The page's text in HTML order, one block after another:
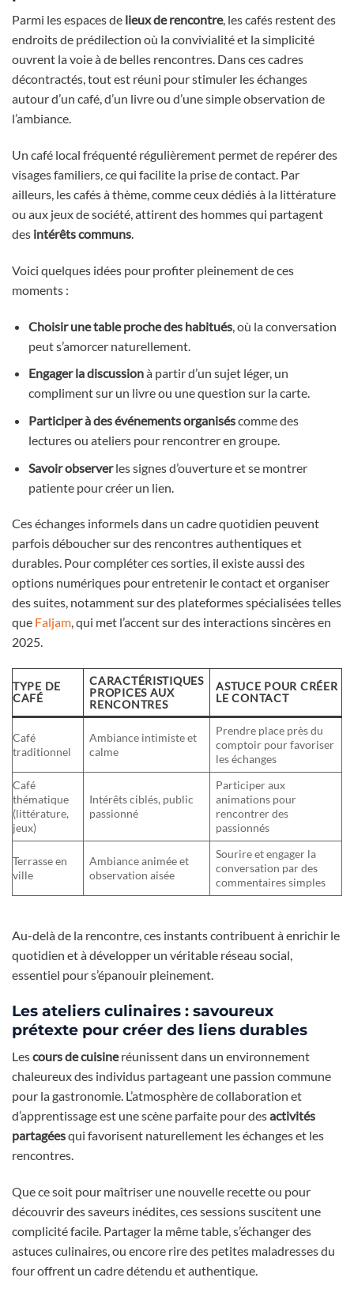
Parmi les espaces de lieux de rencontre, les cafés restent des
endroits de prédilection où la convivialité et la simplicité
ouvrent la voie à de belles rencontres. Dans ces cadres
décontractés, tout est réuni pour stimuler les échanges
autour d’un café, d’un livre ou d’une simple observation de
l’ambiance.
Un café local fréquenté régulièrement permet de repérer des
visages familiers, ce qui facilite la prise de contact. Par
ailleurs, les cafés à thème, comme ceux dédiés à la littérature
ou aux jeux de société, attirent des hommes qui partagent
des intérêts communs.
Voici quelques idées pour profiter pleinement de ces
moments :
Choisir une table proche des habitués, où la conversation
peut s’amorcer naturellement.
Engager la discussionà partir d’un sujet léger, un
compliment sur un livre ou une question sur la carte.
Participer à des événements organiséscomme des
lectures ou ateliers pour rencontrer en groupe.
Savoir observerles signes d’ouverture et se montrer
patiente pour créer un lien.
Ces échanges informels dans un cadre quotidien peuvent
parfois déboucher sur des rencontres authentiques et
durables. Pour compléter ces sorties, il existe aussi des
options numériques pour entretenir le contact et organiser
des suites, notamment sur des plateformes spécialisées telles
que Faljam, qui met l’accent sur des interactions sincères en
2025.
TYPE DE
CAFÉ
CARACTÉRISTIQUES
PROPICES AUX
RENCONTRES
ASTUCE POUR CRÉER
LE CONTACT
Café
traditionnel
Ambiance intimiste et
calme
Prendre place près du
comptoir pour favoriser
les échanges
Café
thématique
(littérature,
jeux)
Intérêts ciblés, public
passionné
Participer aux
animations pour
rencontrer des
passionnés
Terrasse en
ville
Ambiance animée et
observation aisée
Sourire et engager la
conversation par des
commentaires simples
Au-delà de la rencontre, ces instants contribuent à enrichir le
quotidien et à développer un véritable réseau social,
essentiel pour s’épanouir pleinement.
Les ateliers culinaires : savoureux
prétexte pour créer des liens durables
Lescours de cuisineréunissent dans un environnement
chaleureux des individus partageant une passion commune
pour la gastronomie. L’atmosphère de collaboration et
d’apprentissage est une scène parfaite pour desactivités
partagéesqui favorisent naturellement les échanges et les
rencontres.
Que ce soit pour maîtriser une nouvelle recette ou pour
découvrir des saveurs inédites, ces sessions suscitent une
complicité facile. Partager la même table, s’échanger des
astuces culinaires, ou encore rire des petites maladresses du
four offrent un cadre détendu et authentique.